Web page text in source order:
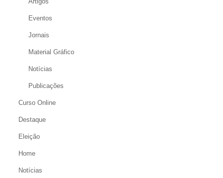
Eventos
Jornais
Material Gráfico
Notícias
Publicações
Curso Online
Destaque
Eleição
Home
Notícias